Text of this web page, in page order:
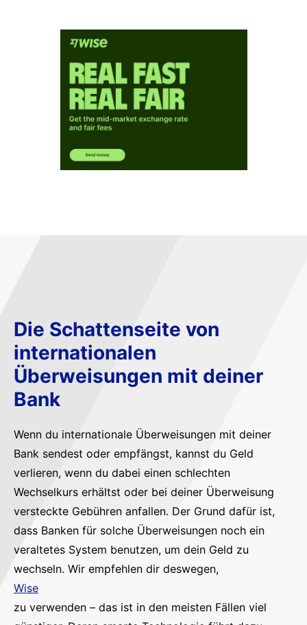
Die Schattenseite von
internationalen
Überweisungen mit deiner
Bank
Wenn du internationale Überweisungen mit deiner
Bank sendest oder empfängst, kannst du Geld
verlieren, wenn du dabei einen schlechten
Wechselkurs erhältst oder bei deiner Überweisung
versteckte Gebühren anfallen. Der Grund dafür ist,
dass Banken für solche Überweisungen noch ein
veraltetes System benutzen, um dein Geld zu
wechseln. Wir empfehlen dir deswegen,
Wise
zu verwenden – das ist in den meisten Fällen viel